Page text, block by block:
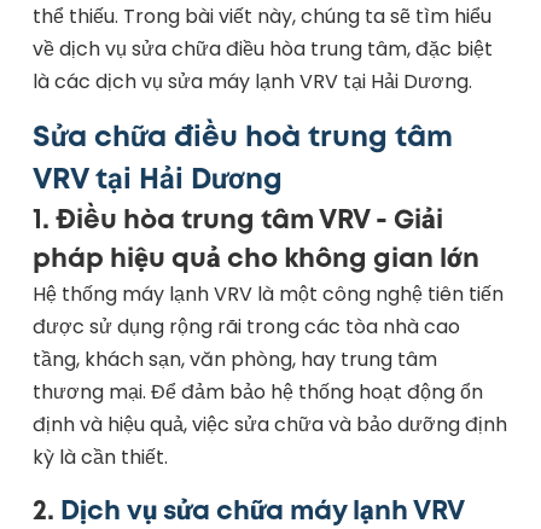
thể thiếu. Trong bài viết này, chúng ta sẽ tìm hiểu
về dịch vụ sửa chữa điều hòa trung tâm, đặc biệt
là các dịch vụ sửa máy lạnh VRV tại Hải Dương.
Sửa chữa điều hoà trung tâm
VRV tại Hải Dương
1. Điều hòa trung tâm VRV - Giải
pháp hiệu quả cho không gian lớn
Hệ thống máy lạnh VRV là một công nghệ tiên tiến
được sử dụng rộng rãi trong các tòa nhà cao
tầng, khách sạn, văn phòng, hay trung tâm
thương mại. Để đảm bảo hệ thống hoạt động ổn
định và hiệu quả, việc sửa chữa và bảo dưỡng định
kỳ là cần thiết.
2. Dịch vụ sửa chữa máy lạnh VRV